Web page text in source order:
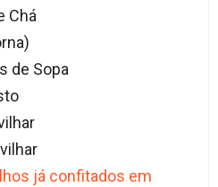
Chá
de Sopa
já confitados em